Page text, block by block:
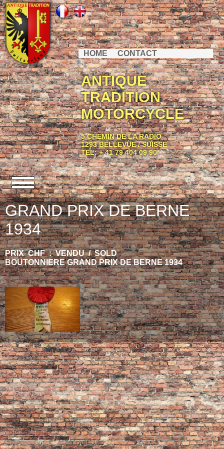
HOME CONTACT
ANTIQUE
TRADITION
MOTORCYCLE
5 CHEMIN DE LA RADIO
1293 BELLEVUE / SUISSE
TEL: + 41 79 404 09 90
GRAND PRIX DE BERNE
1934
PRIX CHF : VENDU / SOLD
BOUTONNIERE GRAND PRIX DE BERNE 1934